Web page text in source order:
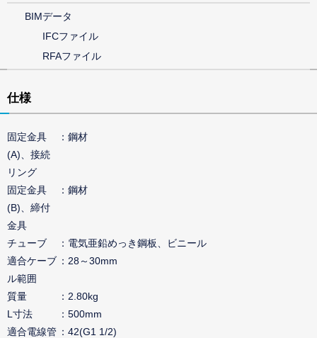
BIMデータ
IFCファイル
RFAファイル
仕様
固定金具
(A)、接続
リング
鋼材
固定金具
(B)、締付
金具
鋼材
チューブ
電気亜鉛めっき鋼板、ビニール
適合ケーブ
ル範囲
28～30mm
質量
2.80kg
L寸法
500mm
適合電線管
42(G1 1/2)